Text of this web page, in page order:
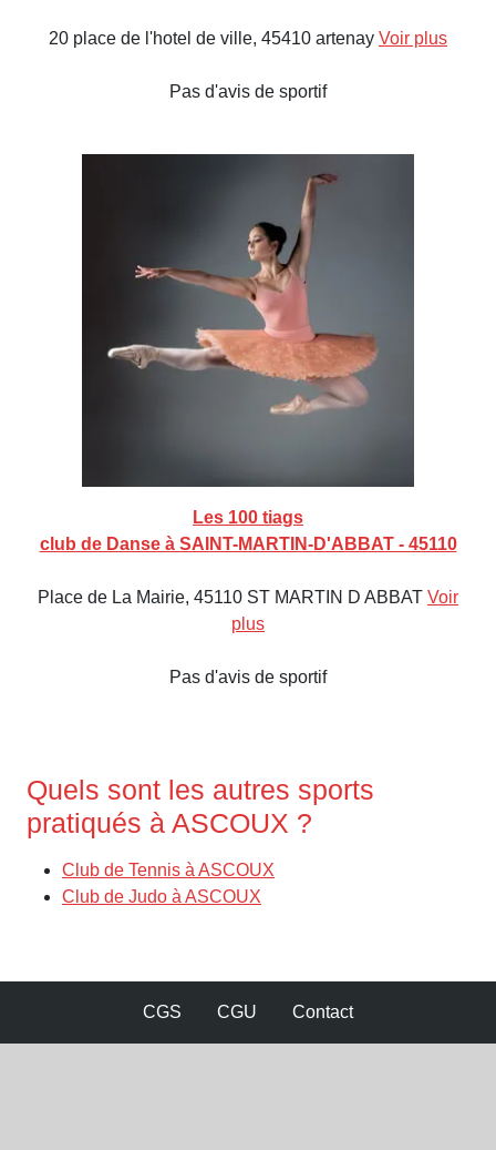
20 place de l'hotel de ville, 45410 artenay Voir plus
Pas d'avis de sportif
Les 100 tiags
club de Danse à SAINT-MARTIN-D'ABBAT - 45110
Place de La Mairie, 45110 ST MARTIN D ABBAT Voir
plus
Pas d'avis de sportif
Quels sont les autres sports
pratiqués à ASCOUX ?
Club de Tennis à ASCOUX
Club de Judo à ASCOUX
CGS CGU Contact